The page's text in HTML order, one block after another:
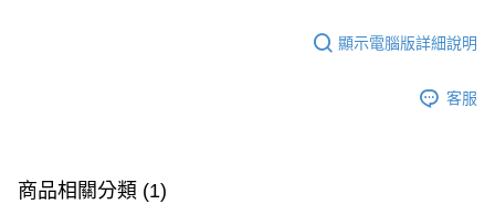
顯示電腦版詳細說明
客服
商品相關分類 (1)